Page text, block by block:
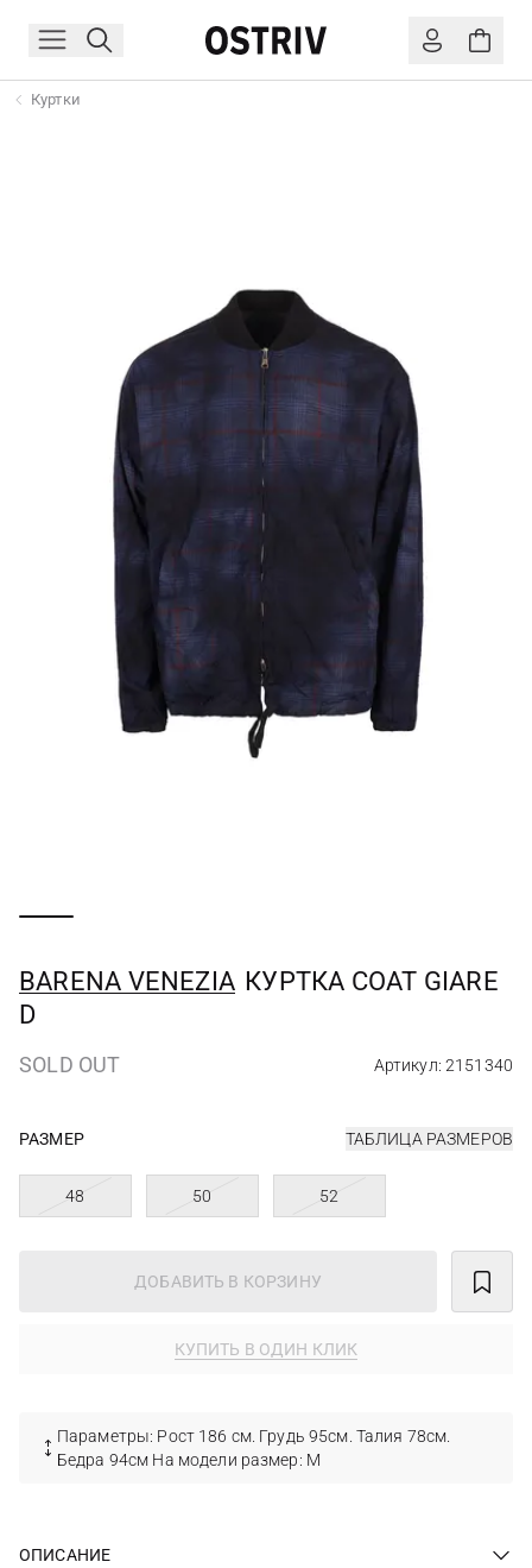
Куртки
BARENA VENEZIA КУРТКА COAT GIARE
D
SOLD OUT Артикул: 2151340
РАЗМЕР ТАБЛИЦА РАЗМЕРОВ
48 50 52
ДОБАВИТЬ В КОРЗИНУ
КУПИТЬ В ОДИН КЛИК
Параметры: Рост 186 см. Грудь 95см. Талия 78см.
Бедра 94см На модели размер: M
ОПИСАНИЕ